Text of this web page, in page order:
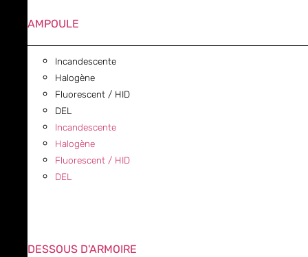
AMPOULE
Incandescente
Halogène
Fluorescent / HID
DEL
Incandescente
Halogène
Fluorescent / HID
DEL
DESSOUS D'ARMOIRE